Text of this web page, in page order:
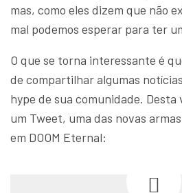
mas, como eles dizem que não
mal podemos esperar para ter
O que se torna interessante é
de compartilhar algumas
hype de sua comunidade. Desta
um Tweet, uma das novas
em DOOM Eternal: